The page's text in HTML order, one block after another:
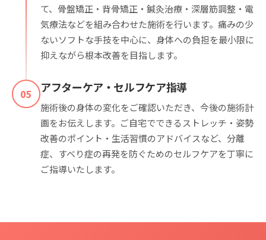
て、骨盤矯正・背骨矯正・鍼灸治療・深層筋調整・電
気療法などを組み合わせた施術を行います。痛みの少
ないソフトな手技を中心に、身体への負担を最小限に
抑えながら根本改善を目指します。
05 アフターケア・セルフケア指導
施術後の身体の変化をご確認いただき、今後の施術計
画をお伝えします。ご自宅でできるストレッチ・姿勢
改善のポイント・生活習慣のアドバイスなど、分離
症、すべり症の再発を防ぐためのセルフケアを丁寧に
ご指導いたします。